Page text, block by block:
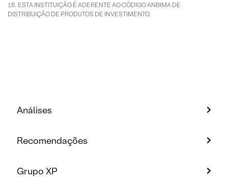
ESTA INSTITUIÇÃO É ADERENTE AO CÓDIGO ANBIMA DE
DISTRIBUIÇÃO DE PRODUTOS DE INVESTIMENTO.
Análises
Recomendações
Grupo XP